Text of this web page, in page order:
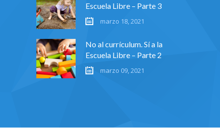
Escuela Libre – Parte 3
marzo 18, 2021
No al currículum. Sí a la
Escuela Libre – Parte 2
marzo 09, 2021